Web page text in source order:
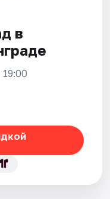
в
19:00